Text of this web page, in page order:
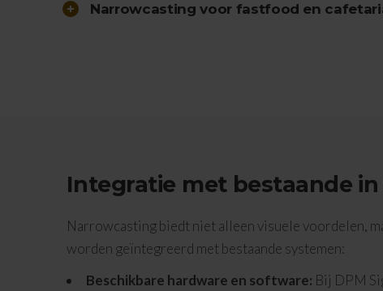
Narrowcasting voor fastfood en
Integratie met bestaande in
Narrowcasting biedt niet alleen visuele voordelen,
worden geïntegreerd met bestaande systemen:
Beschikbare hardware en software: Bij DPM